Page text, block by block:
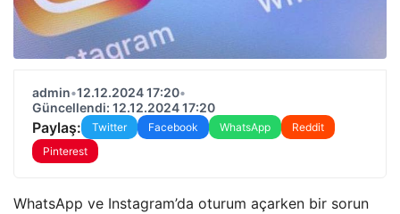
admin•12.12.2024 17:20•
Güncellendi: 12.12.2024 17:20
Paylaş: Twitter Facebook WhatsApp
Reddit
Pinterest
WhatsApp ve Instagram’da oturum açarken bir sorun